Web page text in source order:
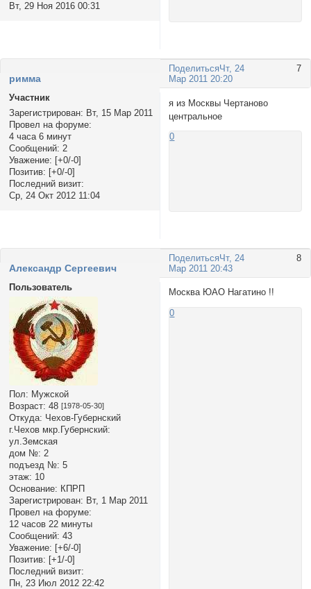
Вт, 29 Ноя 2016 00:31
Поделиться 7
Чт, 24
Мар 2011 20:20
римма
Участник
Зарегистрирован: Вт, 15 Мар 2011
Провел на форуме:
4 часа 6 минут
Сообщений: 2
Уважение: [+0/-0]
Позитив: [+0/-0]
Последний визит:
Ср, 24 Окт 2012 11:04
я из Москвы Чертаново
центральное
0
Поделиться 8
Чт, 24
Мар 2011 20:43
Александр Сергеевич
Пользователь
Пол: Мужской
Возраст: 48 [1978-05-30]
Откуда: Чехов-Губернский
г.Чехов мкр.Губернский:
ул.Земская
дом №: 2
подъезд №: 5
этаж: 10
Основание: КПРП
Зарегистрирован: Вт, 1 Мар 2011
Провел на форуме:
12 часов 22 минуты
Сообщений: 43
Уважение: [+6/-0]
Позитив: [+1/-0]
Последний визит:
Пн, 23 Июл 2012 22:42
Москва ЮАО Нагатино !!
0